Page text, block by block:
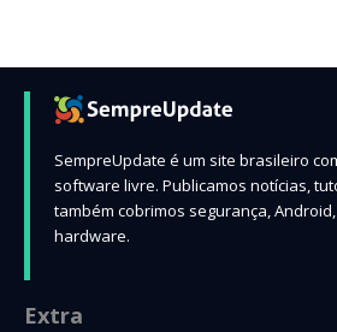
SempreUpdate é um site brasileiro
software livre. Publicamos notícias,
também cobrimos segurança,
hardware.
Extra